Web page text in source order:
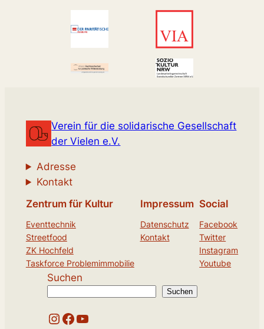
Verein für die solidarische Gesellschaft
der Vielen e.V.
Adresse
Kontakt
Zentrum für Kultur
Eventtechnik
Streetfood
ZK Hochfeld
Taskforce Problemimmobilie
Impressum
Datenschutz
Kontakt
Social
Facebook
Twitter
Instagram
Youtube
Suchen
Suchen
Instagram Facebook YouTube